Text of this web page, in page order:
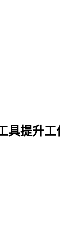
具提升